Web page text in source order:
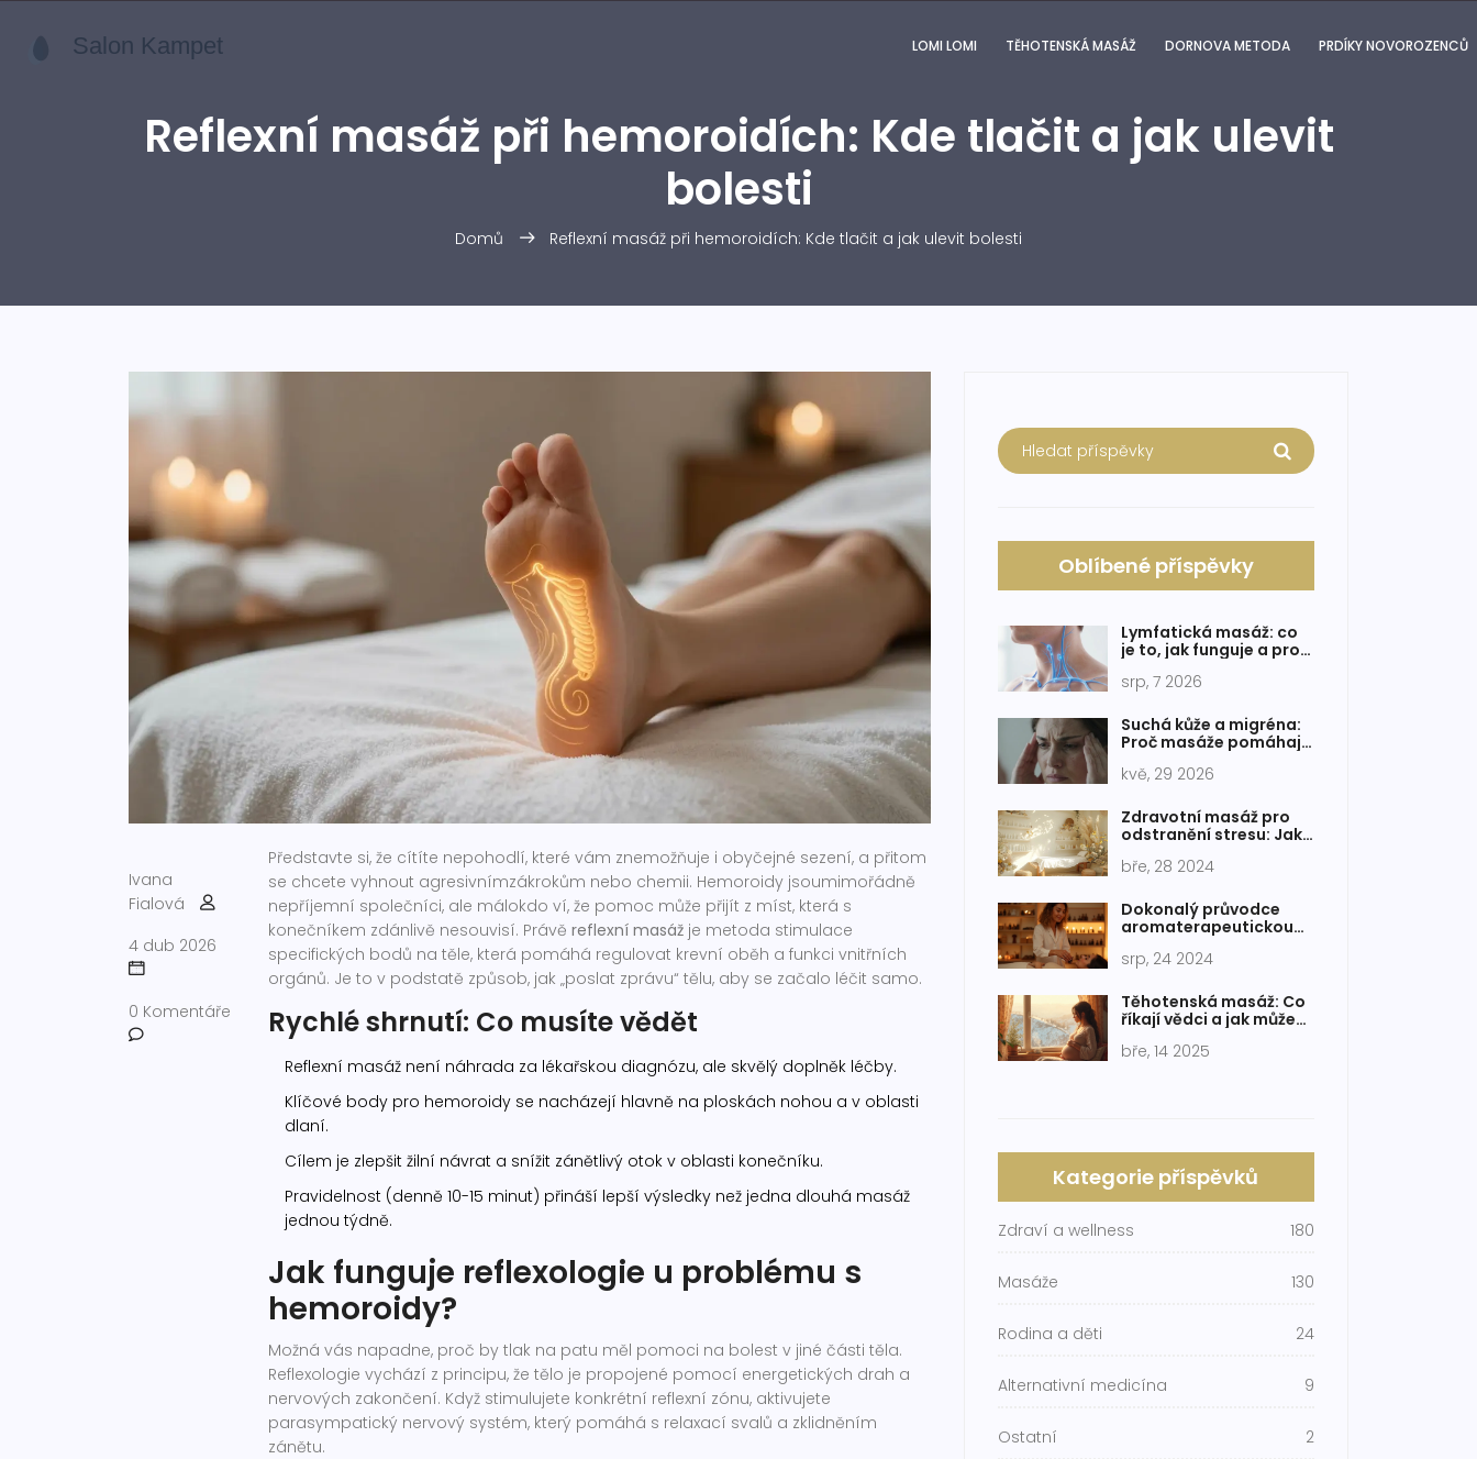
LOMI LOMI TĚHOTENSKÁ MASÁŽ DORNOVA METODA PRDÍKY NOVOROZENCŮ
Reflexní masáž při hemoroidích: Kde tlačit a jak ulevit
bolesti
Domů Reflexní masáž při hemoroidích: Kde tlačit a jak ulevit bolesti
Ivana
Fialová
4 dub 2026
0 Komentáře
Představte si, že cítíte nepohodlí, které vám znemožňuje i obyčejné sezení, a přitom
se chcete vyhnout agresivnímzákrokům nebo chemii. Hemoroidy jsoumimořádně
nepříjemní společníci, ale málokdo ví, že pomoc může přijít z míst, která s
konečníkem zdánlivě nesouvisí. Právě reflexní masážje metoda stimulace
specifických bodů na těle, která pomáhá regulovat krevní oběh a funkci vnitřních
orgánů. Je to v podstatě způsob, jak „poslat zprávu“ tělu, aby se začalo léčit samo.
Rychlé shrnutí: Co musíte vědět
Reflexní masáž není náhrada za lékařskou diagnózu, ale skvělý doplněk léčby.
Klíčové body pro hemoroidy se nacházejí hlavně na ploskách nohou a v oblasti
dlaní.
Cílem je zlepšit žilní návrat a snížit zánětlivý otok v oblasti konečníku.
Pravidelnost (denně 10-15 minut) přináší lepší výsledky než jedna dlouhá masáž
jednou týdně.
Jak funguje reflexologie u problému s
hemoroidy?
Možná vás napadne, proč by tlak na patu měl pomoci na bolest v jiné části těla.
Reflexologie vychází z principu, že tělo je propojené pomocí energetických drah a
nervových zakončení. Když stimulujete konkrétní reflexní zónu, aktivujete
parasympatický nervový systém, který pomáhá s relaxací svalů a zklidněním
zánětu.
Oblíbené příspěvky
Lymfatická masáž: co
je to, jak funguje a pro
srp, 7 2026
Suchá kůže a migréna:
Proč masáže pomáhají
kvě, 29 2026
Zdravotní masáž pro
odstranění stresu: Jak
bře, 28 2024
Dokonalý průvodce
aromaterapeutickou
srp, 24 2024
Těhotenská masáž: Co
říkají vědci a jak může
bře, 14 2025
Kategorie příspěvků
Zdraví a wellness 180
Masáže 130
Rodina a děti 24
Alternativní medicína 9
Ostatní 2